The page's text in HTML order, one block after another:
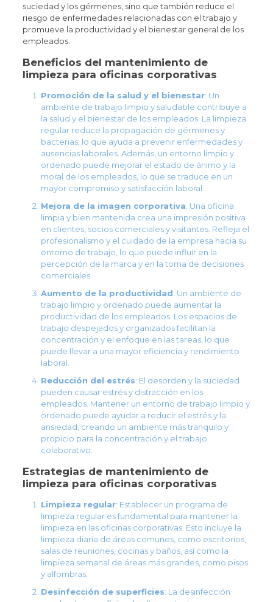
suciedad y los gérmenes, sino que también reduce el
riesgo de enfermedades relacionadas con el trabajo y
promueve la productividad y el bienestar general de los
empleados.
Beneficios del mantenimiento de
limpieza para oficinas corporativas
Promoción de la salud y el bienestar: Un
ambiente de trabajo limpio y saludable contribuye a
la salud y el bienestar de los empleados. La limpieza
regular reduce la propagación de gérmenes y
bacterias, lo que ayuda a prevenir enfermedades y
ausencias laborales. Además, un entorno limpio y
ordenado puede mejorar el estado de ánimo y la
moral de los empleados, lo que se traduce en un
mayor compromiso y satisfacción laboral.
Mejora de la imagen corporativa: Una oficina
limpia y bien mantenida crea una impresión positiva
en clientes, socios comerciales y visitantes. Refleja el
profesionalismo y el cuidado de la empresa hacia su
entorno de trabajo, lo que puede influir en la
percepción de la marca y en la toma de decisiones
comerciales.
Aumento de la productividad: Un ambiente de
trabajo limpio y ordenado puede aumentar la
productividad de los empleados. Los espacios de
trabajo despejados y organizados facilitan la
concentración y el enfoque en las tareas, lo que
puede llevar a una mayor eficiencia y rendimiento
laboral.
Reducción del estrés: El desorden y la suciedad
pueden causar estrés y distracción en los
empleados. Mantener un entorno de trabajo limpio y
ordenado puede ayudar a reducir el estrés y la
ansiedad, creando un ambiente más tranquilo y
propicio para la concentración y el trabajo
colaborativo.
Estrategias de mantenimiento de
limpieza para oficinas corporativas
Limpieza regular: Establecer un programa de
limpieza regular es fundamental para mantener la
limpieza en las oficinas corporativas. Esto incluye la
limpieza diaria de áreas comunes, como escritorios,
salas de reuniones, cocinas y baños, así como la
limpieza semanal de áreas más grandes, como pisos
y alfombras.
Desinfección de superficies: La desinfección